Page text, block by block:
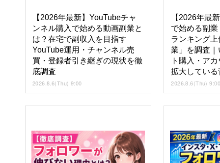
【2026年最新】YouTubeチャ
ンネル購入で始める動画副業と
は？在宅で副収入を目指す
YouTube運用・チャンネル売
買・登録者引き継ぎの現状を徹
底調査
2026.8.6(Thu) 9:00
【2026年最
で始める副
ランキング
業」を調査
ト購入・ア
拡大してい
2026.8.6(Thu)